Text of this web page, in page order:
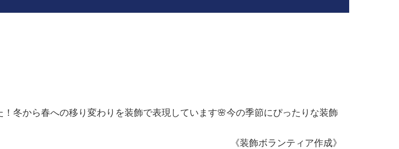
冬から春への移り変わりを装飾で表現しています🌸今の季節にぴったりな装飾
《装飾ボランティア作成》